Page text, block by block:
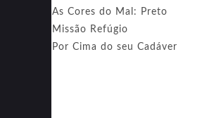
As Cores do Mal: Preto
Missão Refúgio
Por Cima do seu Cadáver